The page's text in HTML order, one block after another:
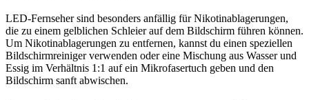
LED-Fernseher sind besonders anfällig für Nikotinablagerungen,
die zu einem gelblichen Schleier auf dem Bildschirm führen können.
Um Nikotinablagerungen zu entfernen, kannst du einen speziellen
Bildschirmreiniger verwenden oder eine Mischung aus Wasser und
Essig im Verhältnis 1:1 auf ein Mikrofasertuch geben und den
Bildschirm sanft abwischen.